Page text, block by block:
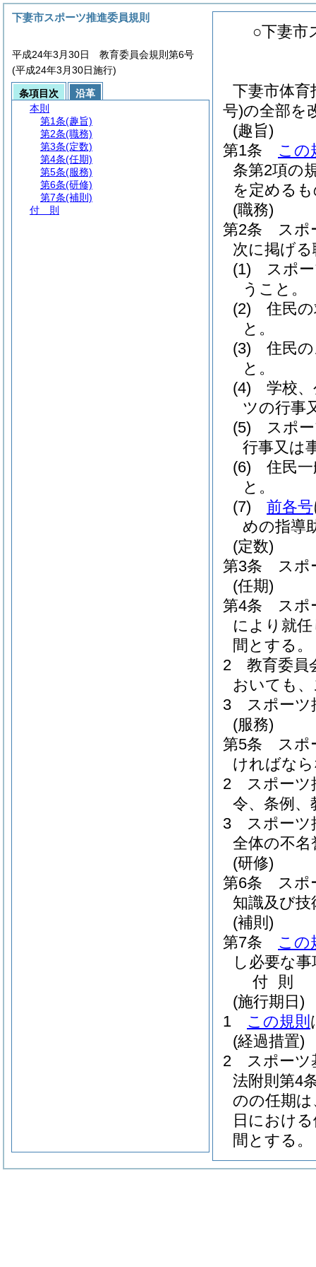
○下妻市
下妻市体育
号)の全部を
(趣旨)
第1条
この
条第2項の
を定める
(職務)
第2条
スポ
次に掲げ
(1)
スポ
うこと。
(2)
住民
と。
(3)
住民
と。
(4)
学校
ツの行事
(5)
スポ
行事又は
(6)
住民
と。
(7)
前各号
めの指導
(定数)
第3条
スポ
(任期)
第4条
スポ
により就
間とする。
2
教育委員
おいても
3
スポー
(服務)
第5条
スポ
ければな
2
スポーツ
令、条例
3
スポーツ
全体の不
(研修)
第6条
スポ
知識及び
(補則)
第7条
この
し必要な
付 則
(施行期日)
1
この規則
(経過措置)
2
スポーツ
法附則第4
のの任期は
日におけ
間とする。
下妻市スポーツ推進委員規則
平成24年3月30日 教育委員会規則第6号
(平成24年3月30日施行)
条項目次
沿革
本則
第1条(趣旨)
第2条(職務)
第3条(定数)
第4条(任期)
第5条(服務)
第6条(研修)
第7条(補則)
付 則